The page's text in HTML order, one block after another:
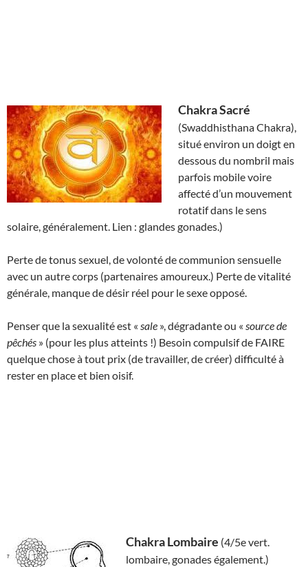
Chakra Sacré
(Swaddhisthana Chakra),
situé environ un doigt en
dessous du nombril mais
parfois mobile voire
affecté d’un mouvement
rotatif dans le sens
solaire, généralement. Lien : glandes gonades.)
Perte de tonus sexuel, de volonté de communion sensuelle
avec un autre corps (partenaires amoureux.) Perte de vitalité
générale, manque de désir réel pour le sexe opposé.
Penser que la sexualité est « sale », dégradante ou « source de
pêchés » (pour les plus atteints !) Besoin compulsif de FAIRE
quelque chose à tout prix (de travailler, de créer) difficulté à
rester en place et bien oisif.
Chakra Lombaire (4/5e vert.
lombaire, gonades également.)